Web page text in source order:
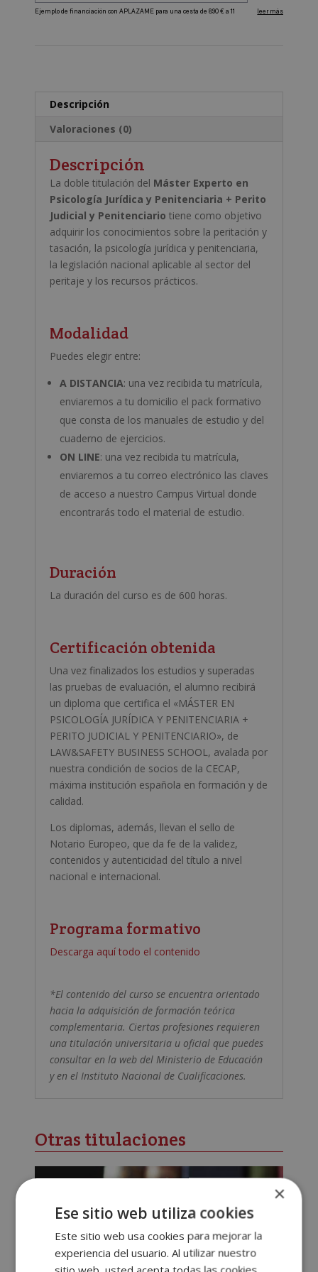
+
Descripción
Valoraciones (0)
Descripción
La doble titulación del Máster Experto en
Psicología Jurídica y Penitenciaria + Perito
Judicial y Penitenciario tiene como objetivo
adquirir los conocimientos sobre la peritación y
tasación, la psicología jurídica y penitenciaria,
la legislación nacional aplicable al sector del
peritaje y los recursos prácticos.
Modalidad
Puedes elegir entre:
A DISTANCIA: una vez recibida tu matrícula,
enviaremos a tu domicilio el pack formativo
que consta de los manuales de estudio y del
cuaderno de ejercicios.
ON LINE: una vez recibida tu matrícula,
enviaremos a tu correo electrónico las claves
de acceso a nuestro Campus Virtual donde
encontrarás todo el material de estudio.
Duración
La duración del curso es de 600 horas.
Certificación obtenida
Una vez finalizados los estudios y superadas
las pruebas de evaluación, el alumno recibirá
un diploma que certifica el «MÁSTER EN
PSICOLOGÍA JURÍDICA Y PENITENCIARIA +
PERITO JUDICIAL Y PENITENCIARIO», de
LAW&SAFETY BUSINESS SCHOOL, avalada por
nuestra condición de socios de la CECAP,
máxima institución española en formación y de
calidad.
Los diplomas, además, llevan el sello de
Notario Europeo, que da fe de la validez,
contenidos y autenticidad del título a nivel
nacional e internacional.
Programa formativo
Descarga aquí todo el contenido
*El contenido del curso se encuentra orientado
hacia la adquisición de formación teórica
complementaria. Ciertas profesiones requieren
una titulación universitaria u oficial que puedes
consultar en la web del Ministerio de Educación
y en el Instituto Nacional de Cualificaciones.
Otras titulaciones
×
Ese sitio web utiliza cookies
Este sitio web usa cookies para mejorar la
experiencia del usuario. Al utilizar nuestro
sitio web, usted acepta todas las cookies